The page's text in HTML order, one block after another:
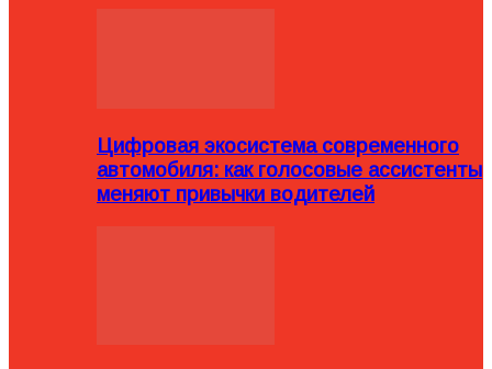
Цифровая экосистема современного
автомобиля: как голосовые ассистенты
меняют привычки водителей